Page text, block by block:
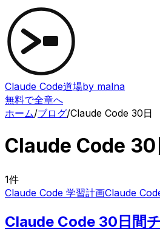
Claude Code道場by malna
無料で全章へ
ホーム/ブログ/Claude Code 30日
Claude Code 30
1件
Claude Code 学習計画Claude
Claude Code 30日間